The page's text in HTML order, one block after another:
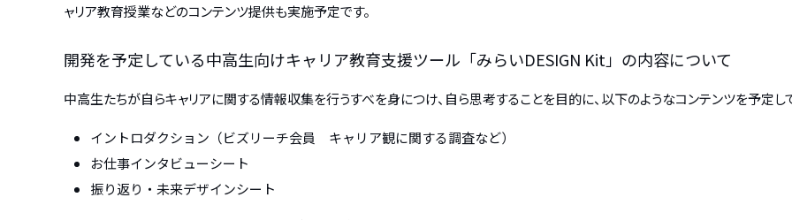
ャリア教育授業などのコンテンツ提供も実施予定です。
開発を予定している中高生向けキャリア教育支援ツール「みらいDESIGN Kit」の内容について
中高生たちが自らキャリアに関する情報収集を行うすべを身につけ、自ら思考することを目的に、以下のようなコンテンツを予定し
イントロダクション（ビズリーチ会員 キャリア観に関する調査など）
お仕事インタビューシート
振り返り・未来デザインシート